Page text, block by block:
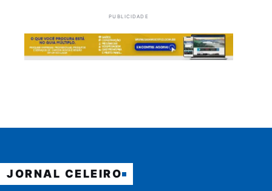
PUBLICIDADE
JORNAL CELEIRO